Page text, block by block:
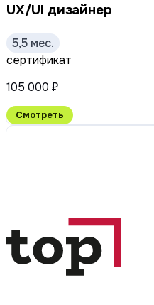
UX/UI дизайнер
5,5 мес.
сертификат
105 000 ₽
Смотреть